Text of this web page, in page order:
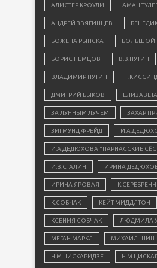
АЛИСТЕР КРОУЛИ АМАН
АНДРЕЙ ЗВЯГИНЦЕВ
БОЖЕНА РЫНСКА БОЛЬШОЙ
БОРИС НЕМЦОВ В.В.ПУТИН
ВЛАДИМИР ПУТИН
ДМИТРИЙ БЫКОВ
ЗА ЛУННЫМ ЛУЧЕМ ЗАХАР
ЗИГМУНД ФРЕЙД
И.А.ДЕДЮХОВА "ПАРНАССКИЕ
И.В.СТАЛИН ИРИНА
ИРИНА ЯРОВАЯ
К.СОБЧАК КЕЙТ МИДДЛТОН
КСЕНИЯ СОБЧАК ЛЮДМИЛА
МЕГАН МАРКЛ МИХАИЛ
Н.М.ЦИСКАРИДЗЕ